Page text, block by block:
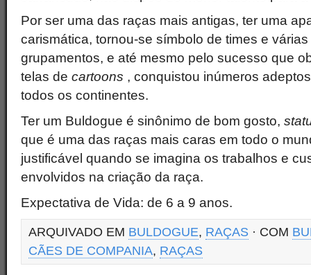
Por ser uma das raças mais antigas, ter uma
carismática, tornou-se símbolo de times e
grupamentos, e até mesmo pelo sucesso que
telas de cartoons , conquistou inúmeros
todos os continentes.
Ter um Buldogue é sinônimo de bom gosto,
que é uma das raças mais caras em todo o
justificável quando se imagina os trabalhos e
envolvidos na criação da raça.
Expectativa de Vida: de 6 a 9 anos.
ARQUIVADO EM BULDOGUE, RAÇAS · COM
CÃES DE COMPANIA, RAÇAS